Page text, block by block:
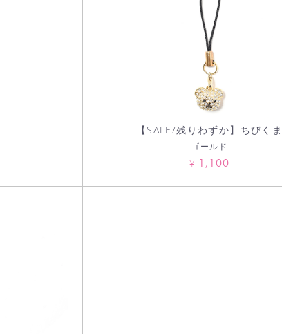
【SALE/残りわずか】ちびく
ゴールド
¥ 1,100